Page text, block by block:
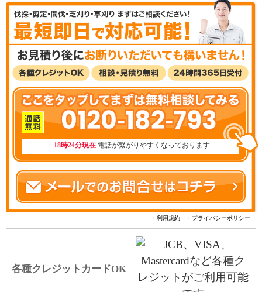
0120-182-793
18時24分現在 電話が繋がりやすくなっております
・利用規約 ・プライバシーポリシー
各種クレジットカードOK